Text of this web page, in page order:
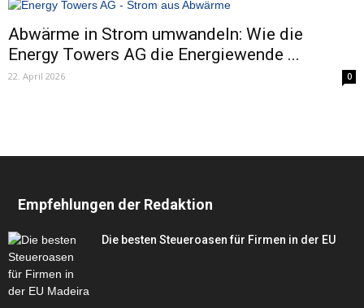
Abwärme in Strom umwandeln: Wie die
Energy Towers AG die Energiewende ...
22. April 2026 0
Empfehlungen der Redaktion
Die besten Steueroasen für Firmen in der EU